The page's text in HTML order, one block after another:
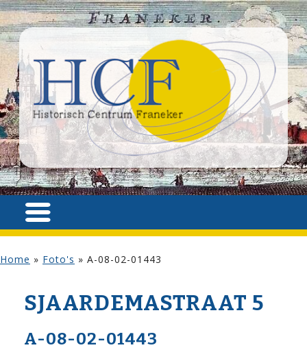
Home » Foto's » A-08-02-01443
SJAARDEMA­STRAAT 5
A-08-02-01443